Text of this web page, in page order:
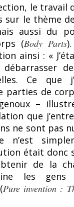
le travail
sur le thème
aussi du
(Body Parts
ainsi : «
de
Ce que
parties de
–
que
ne sont pas
n’est
était donc
de la
les
Pure invention :